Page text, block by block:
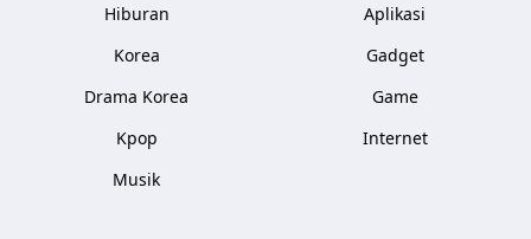
Hiburan
Korea
Drama Korea
Kpop
Musik
Aplikasi
Gadget
Game
Internet